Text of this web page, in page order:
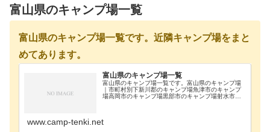
富山県のキャンプ場一覧
富山県のキャンプ場一覧です。近隣キャンプ場をまと
めてあります。
富山県のキャンプ場一覧
富山県のキャンプ場一覧です。富山県のキャンプ場
｜市町村別下新川郡のキャンプ場魚津市のキャンプ
場高岡市のキャンプ場黒部市のキャンプ場射水市の
www.camp-tenki.net